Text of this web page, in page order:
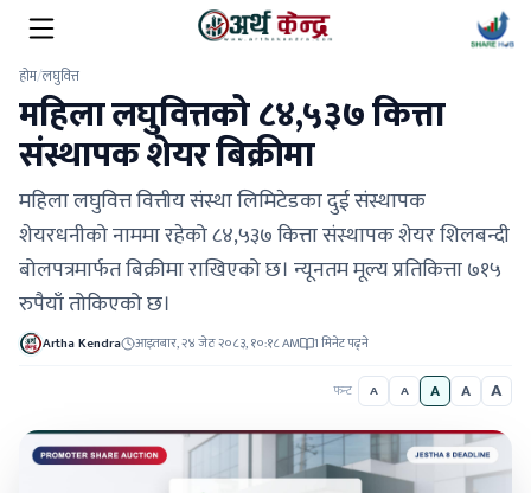
होम/लघुवित्त
महिला लघुवित्तको ८४,५३७ कित्ता
संस्थापक शेयर बिक्रीमा
महिला लघुवित्त वित्तीय संस्था लिमिटेडका दुई संस्थापक
शेयरधनीको नाममा रहेको ८४,५३७ कित्ता संस्थापक शेयर शिलबन्दी
बोलपत्रमार्फत बिक्रीमा राखिएको छ। न्यूनतम मूल्य प्रतिकित्ता ७१५
रुपैयाँ तोकिएको छ।
Artha Kendra आइतबार, २४ जेठ २०८३, १०:१८ AM 1 मिनेट पढ्ने
फन्ट A A A A A